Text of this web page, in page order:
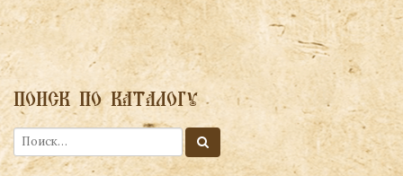
ПОИСК ПО КАТАЛОГУ